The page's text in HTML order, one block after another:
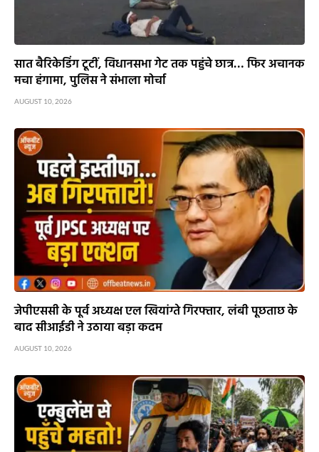
सात बैरिकेडिंग टूटीं, विधानसभा गेट तक पहुंचे छात्र… फिर अचानक
मचा हंगामा, पुलिस ने संभाला मोर्चा
AUGUST 10, 2026
जेपीएससी के पूर्व अध्यक्ष एल खियांग्ते गिरफ्तार, लंबी पूछताछ के
बाद सीआईडी ने उठाया बड़ा कदम
AUGUST 10, 2026